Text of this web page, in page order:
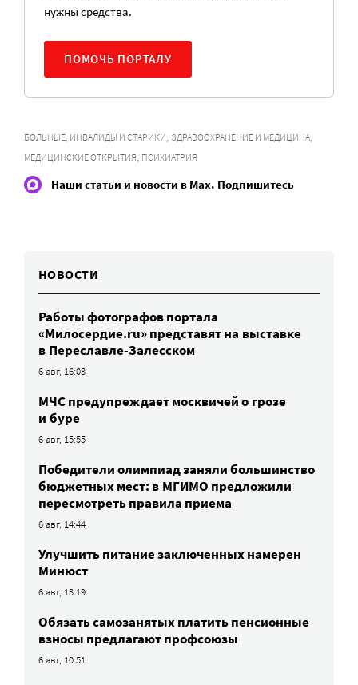
нужны средства.
ПОМОЧЬ ПОРТАЛУ
БОЛЬНЫЕ, ИНВАЛИДЫ И СТАРИКИ ЗДРАВООХРАНЕНИЕ И МЕДИЦИНА
МЕДИЦИНСКИЕ ОТКРЫТИЯ ПСИХИАТРИЯ
Наши статьи и новости в Max. Подпишитесь
НОВОСТИ
Работы фотографов портала
«Милосердие.ru» представят на выставке
в Переславле-Залесском
6 авг, 16:03
МЧС предупреждает москвичей о грозе
и буре
6 авг, 15:55
Победители олимпиад заняли большинство
бюджетных мест: в МГИМО предложили
пересмотреть правила приема
6 авг, 14:44
Улучшить питание заключенных намерен
Минюст
6 авг, 13:19
Обязать самозанятых платить пенсионные
взносы предлагают профсоюзы
6 авг, 10:51